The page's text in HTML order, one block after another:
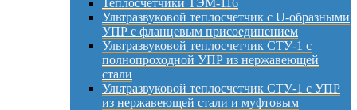
Теплосчетчики ТЭМ-116
Ультразвуковой теплосчетчик с U-образными
УПР с фланцевым присоединением
Ультразвуковой теплосчетчик СТУ-1 с
полнопроходной УПР из нержавеющей
стали
Ультразвуковой теплосчетчик СТУ-1 с УПР
из нержавеющей стали и муфтовым